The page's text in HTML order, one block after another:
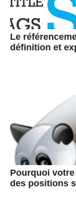
Le
définition et
Pourquoi
des positions